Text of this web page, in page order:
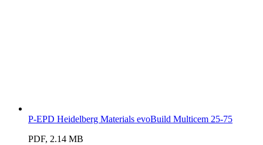
P-EPD Heidelberg Materials evoBuild Multicem 25-75
PDF, 2.14 MB